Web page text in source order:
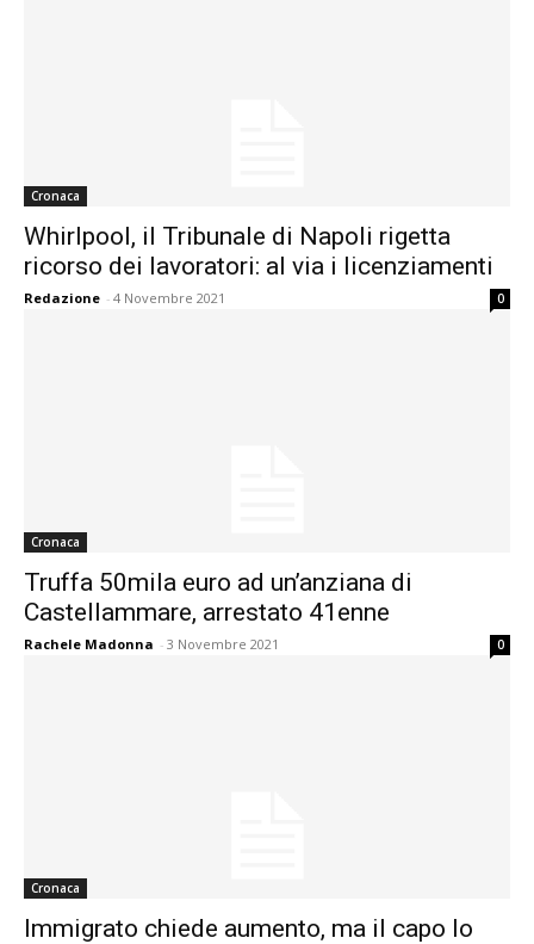
Cronaca
Whirlpool, il Tribunale di Napoli rigetta
ricorso dei lavoratori: al via i licenziamenti
Redazione - 4 Novembre 2021 0
Cronaca
Truffa 50mila euro ad un’anziana di
Castellammare, arrestato 41enne
Rachele Madonna - 3 Novembre 2021 0
Cronaca
Immigrato chiede aumento, ma il capo lo